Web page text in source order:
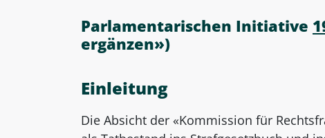
Parlamentarischen Initiative
ergänzen»)
Einleitung
Die Absicht der «Kommission für